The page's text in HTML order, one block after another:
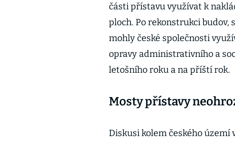
části přístavu využívat k
ploch. Po rekonstrukci
mohly české společnosti
opravy administrativního a
letošního roku a na příští rok.
Mosty přístavy
Diskusi kolem českého území